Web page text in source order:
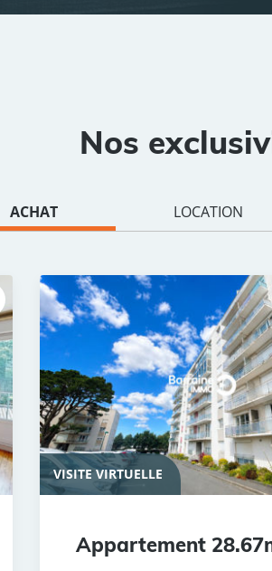
Nos
ACHAT LOCATION
VISITE VIRTUELLE
Appartement